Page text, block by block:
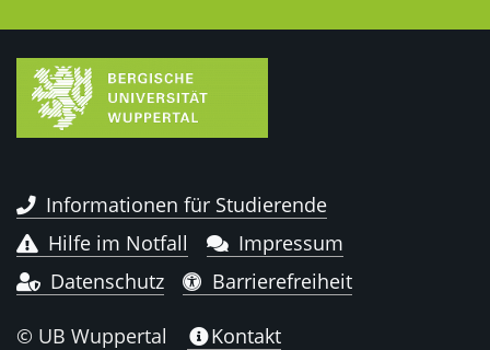
Informationen für Studierende
Hilfe im Notfall
Impressum
Datenschutz
Barrierefreiheit
© UB Wuppertal
Kontakt